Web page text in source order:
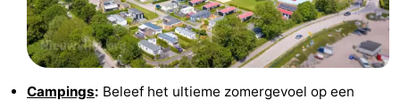
Campings: Beleef het ultieme zomergevoel op een